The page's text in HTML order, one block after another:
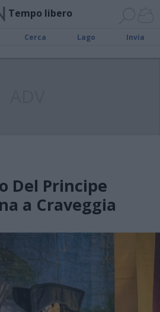
Tempo libero
Cerca Lago Invia
Del Principe
a Craveggia